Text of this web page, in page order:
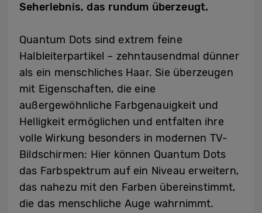
Seherlebnis, das rundum überzeugt.
Quantum Dots sind extrem feine
Halbleiterpartikel – zehntausendmal dünner
als ein menschliches Haar. Sie überzeugen
mit Eigenschaften, die eine
außergewöhnliche Farbgenauigkeit und
Helligkeit ermöglichen und entfalten ihre
volle Wirkung besonders in modernen TV-
Bildschirmen: Hier können Quantum Dots
das Farbspektrum auf ein Niveau erweitern,
das nahezu mit den Farben übereinstimmt,
die das menschliche Auge wahrnimmt.